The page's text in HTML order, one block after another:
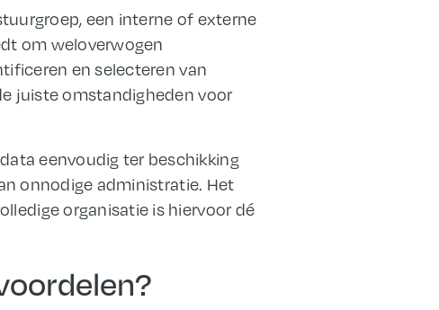
een interne of externe
om weloverwogen
en selecteren van
juiste omstandigheden voor
eenvoudig ter beschikking
onnodige administratie. Het
organisatie is hiervoor dé